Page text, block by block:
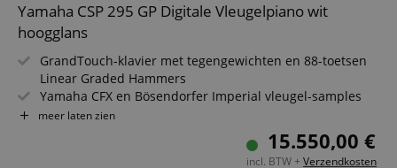
Yamaha CSP 295 GP Digitale Vleugelpiano wit
hoogglans
GrandTouch-klavier met tegengewichten en 88-toetsen
Linear Graded Hammers
Yamaha CFX en Bösendorfer Imperial vleugel-samples
919 klankkleuren, 403 liedjes en 525 begeleidingsstijlen
Grand Expression Modelling, Virtual Resonance
meer laten zien
15.550,00 €
incl. BTW + Verzendkosten